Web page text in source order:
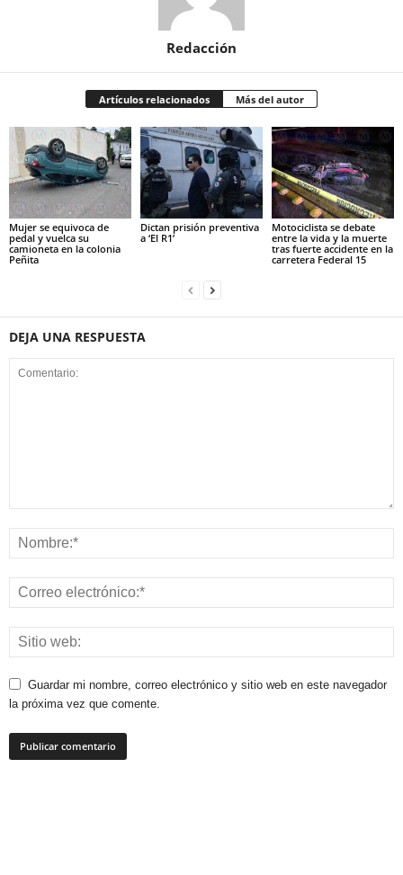
Redacción
Artículos relacionados Más del autor
Mujer se equivoca de
pedal y vuelca su
camioneta en la colonia
Peñita
Dictan prisión preventiva
a ‘El R1’
Motociclista se debate
entre la vida y la muerte
tras fuerte accidente en la
carretera Federal 15
DEJA UNA RESPUESTA
Guardar mi nombre, correo electrónico y sitio web en este navegador
la próxima vez que comente.